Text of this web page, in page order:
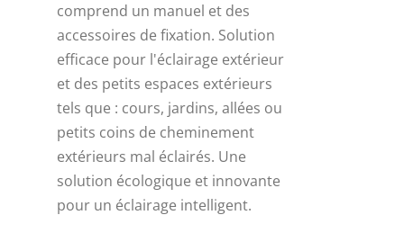
comprend un manuel et des
accessoires de fixation. Solution
efficace pour l'éclairage extérieur
et des petits espaces extérieurs
tels que : cours, jardins, allées ou
petits coins de cheminement
extérieurs mal éclairés. Une
solution écologique et innovante
pour un éclairage intelligent.